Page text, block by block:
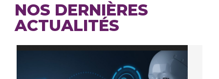
NOS DERNIÈRES
ACTUALITÉS